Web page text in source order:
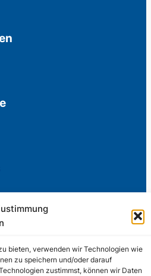
bieten, verwenden wir Technologien wie
zu speichern und/oder darauf
zustimmst, können wir Daten
die Aufrechterhaltung